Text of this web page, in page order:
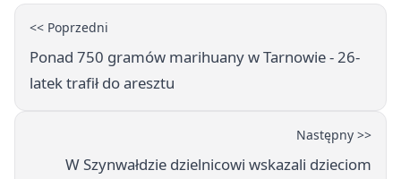
<< Poprzedni
Ponad 750 gramów marihuany w Tarnowie - 26-
latek trafił do aresztu
Następny >>
W Szynwałdzie dzielnicowi wskazali dzieciom